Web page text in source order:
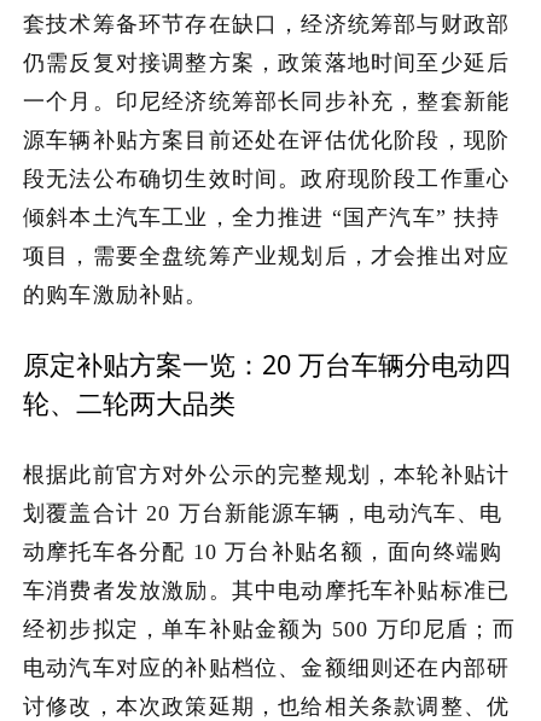
AIE
商务合作
关于我们
加入潮域
套技术筹备环节存在缺口，经济统筹部与财政部
仍需反复对接调整方案，政策落地时间至少延后
一个月。印尼经济统筹部长同步补充，整套新能
源车辆补贴方案目前还处在评估优化阶段，现阶
段无法公布确切生效时间。政府现阶段工作重心
倾斜本土汽车工业，全力推进 “国产汽车” 扶持
项目，需要全盘统筹产业规划后，才会推出对应
的购车激励补贴。
原定补贴方案一览：20 万台车辆分电动四
轮、二轮两大品类
根据此前官方对外公示的完整规划，本轮补贴计
划覆盖合计 20 万台新能源车辆，电动汽车、电
动摩托车各分配 10 万台补贴名额，面向终端购
车消费者发放激励。其中电动摩托车补贴标准已
经初步拟定，单车补贴金额为 500 万印尼盾；而
电动汽车对应的补贴档位、金额细则还在内部研
讨修改，本次政策延期，也给相关条款调整、优